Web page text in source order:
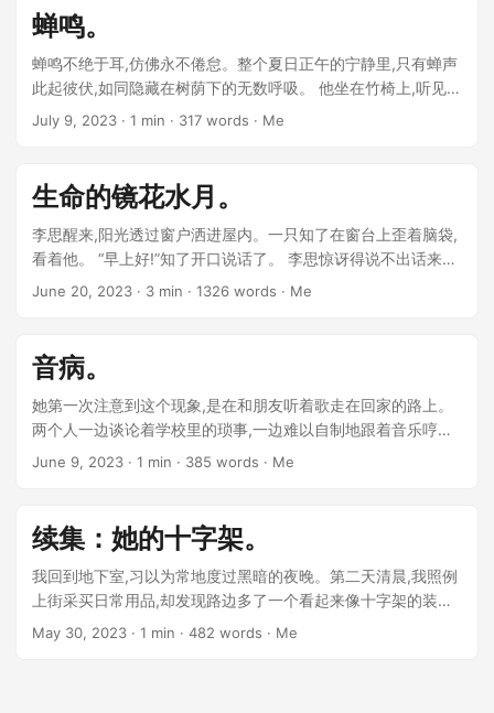
渐习惯了这静寂。 ...
蝉鸣。
蝉鸣不绝于耳,仿佛永不倦怠。整个夏日正午的宁静里,只有蝉声
此起彼伏,如同隐藏在树荫下的无数呼吸。 他坐在竹椅上,听见风
里树叶的沙沙声,仿佛也在无言地说话。阳光投射在地上,形成斑
...
July 9, 2023 · 1 min · 317 words · Me
生命的镜花水月。
李思醒来,阳光透过窗户洒进屋内。一只知了在窗台上歪着脑袋,
看着他。 “早上好!”知了开口说话了。 李思惊讶得说不出话来。
他揉了揉眼睛,确定自己没有幻听。 ...
June 20, 2023 · 3 min · 1326 words · Me
音病。
她第一次注意到这个现象,是在和朋友听着歌走在回家的路上。
两个人一边谈论着学校里的琐事,一边难以自制地跟着音乐哼
唱。漫长的步行路上,两人已经习惯性地哼唱了至少十来首歌。
June 9, 2023 · 1 min · 385 words · Me
续集：她的十字架。
我回到地下室,习以为常地度过黑暗的夜晚。第二天清晨,我照例
上街采买日常用品,却发现路边多了一个看起来像十字架的装
置。聚集在那里的人们脸上露出我从未见过的神情——期待,狂
May 30, 2023 · 1 min · 482 words · Me